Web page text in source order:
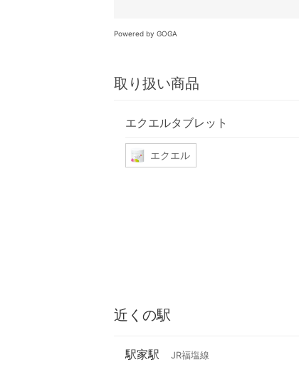
Powered by GOGA
取り扱い商品
エクエルタブレット
エクエル
近くの駅
駅家駅 JR福塩線